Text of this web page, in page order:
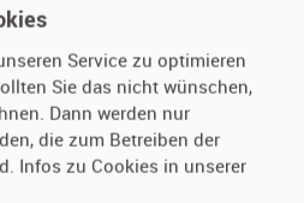
Kontakt
Service zu optimieren
Sie das nicht wünschen,
Dann werden nur
die zum Betreiben der
Infos zu Cookies in unserer